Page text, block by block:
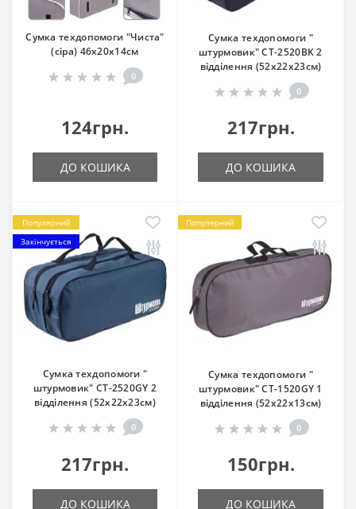
Сумка техдопомоги "Чиста"
(сіра) 46х20х14см
0
124грн.
ДО КОШИКА
Сумка техдопомоги "
штурмовик" СТ-2520BK 2
відділення (52х22х23см)
0
217грн.
ДО КОШИКА
Популярний
Закінчується
Сумка техдопомоги "
штурмовик" СТ-2520GY 2
відділення (52х22х23см)
0
217грн.
ДО КОШИКА
Популярний
Сумка техдопомоги "
штурмовик" СТ-1520GY 1
відділення (52х22х13см)
0
150грн.
ДО КОШИКА